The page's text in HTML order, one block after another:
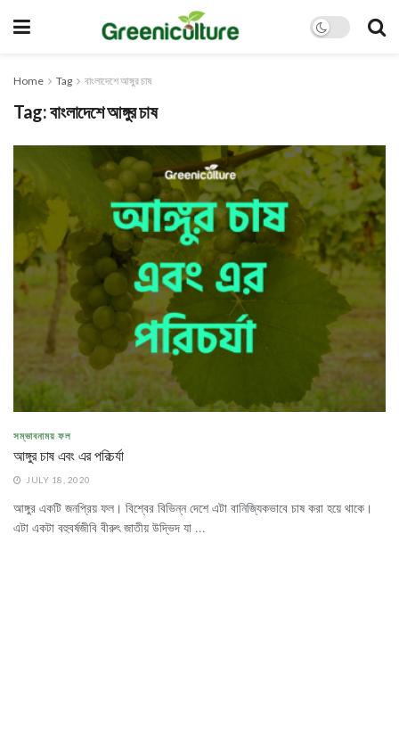
Home Tag বাংলাদেশে আঙ্গুর চাষ
Tag:বাংলাদেশে আঙ্গুর চাষ
সম্ভাবনাময় ফল
আঙ্গুর চাষ এবং এর পরিচর্যা
JULY 18, 2020
আঙ্গুর একটি জনপ্রিয় ফল। বিশ্বের বিভিন্ন দেশে এটা বানিজ্যিকভাবে চাষ করা হয়ে থাকে।
এটা একটা বহুবর্ষজীবি বীরুৎ জাতীয় উদ্ভিদ যা ...